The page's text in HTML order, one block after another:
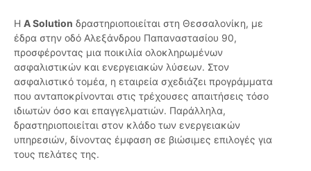
Η A Solution δραστηριοποιείται στη Θεσσαλονίκη, με
έδρα στην οδό Αλεξάνδρου Παπαναστασίου 90,
προσφέροντας μια ποικιλία ολοκληρωμένων
ασφαλιστικών και ενεργειακών λύσεων. Στον
ασφαλιστικό τομέα, η εταιρεία σχεδιάζει προγράμματα
που ανταποκρίνονται στις τρέχουσες απαιτήσεις τόσο
ιδιωτών όσο και επαγγελματιών. Παράλληλα,
δραστηριοποιείται στον κλάδο των ενεργειακών
υπηρεσιών, δίνοντας έμφαση σε βιώσιμες επιλογές για
τους πελάτες της.